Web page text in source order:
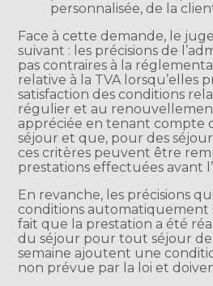
personnalisée, de la
Face à cette demande, le
suivant : les précisions de
pas contraires à la
relative à la TVA lorsqu’elles
satisfaction des conditions
régulier et au
appréciée en tenant compte
séjour et que, pour des
ces critères peuvent être
prestations effectuées avant
En revanche, les précisions
conditions automatiquement
fait que la prestation a été
du séjour pour tout séjour de
semaine ajoutent une
non prévue par la loi et